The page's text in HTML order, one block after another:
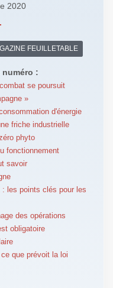
2020
FEUILLETABLE
:
se poursuit
»
d'énergie
friche industrielle
phyto
fonctionnement
savoir
: les points clés pour les
des opérations
obligatoire
que prévoit la loi